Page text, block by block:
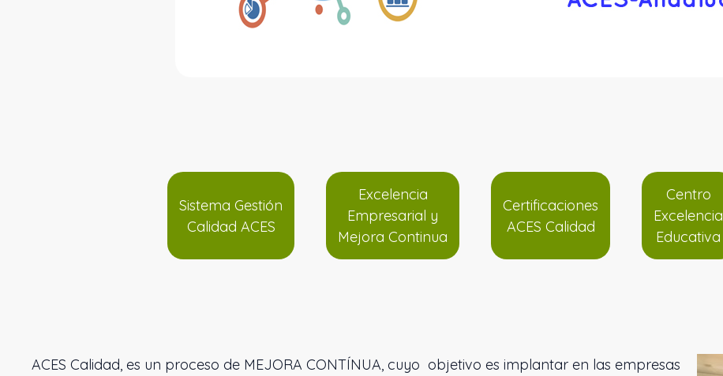
Sistema Gestión
Calidad ACES
Excelencia
Empresarial y
Mejora Continua
Certificaciones
ACES Calidad
Centro
Excelencia
Educativa
ACES Calidad, es un proceso de MEJORA CONTÍNUA, cuyo objetivo es implantar en las empresas